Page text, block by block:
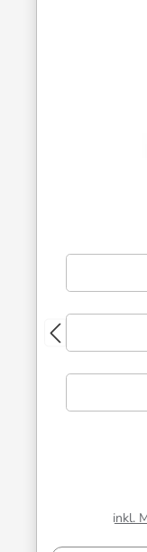
inkl.